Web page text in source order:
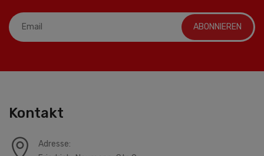
ABONNIEREN
Kontakt
Adresse: